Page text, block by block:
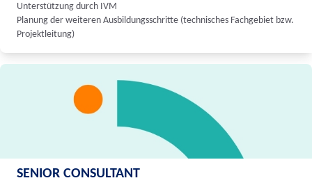
Unterstützung durch IVM
Planung der weiteren Ausbildungsschritte (technisches Fachgebiet bzw.
Projektleitung)
SENIOR CONSULTANT